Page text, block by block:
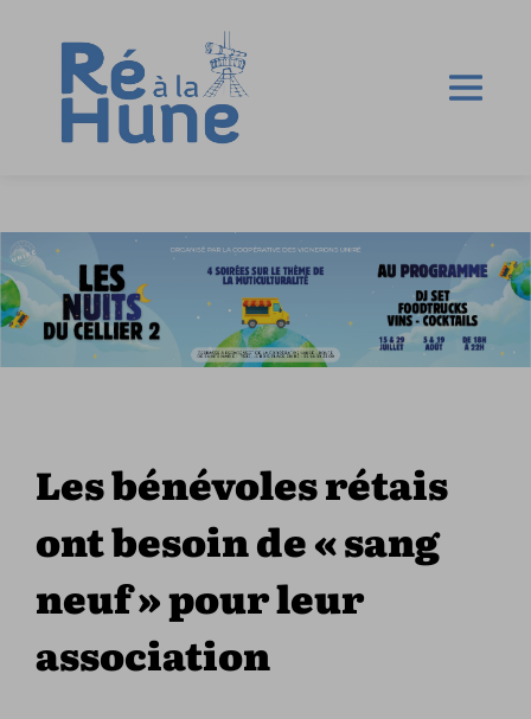
Les bénévoles rétais
ont besoin de « sang
neuf » pour leur
association